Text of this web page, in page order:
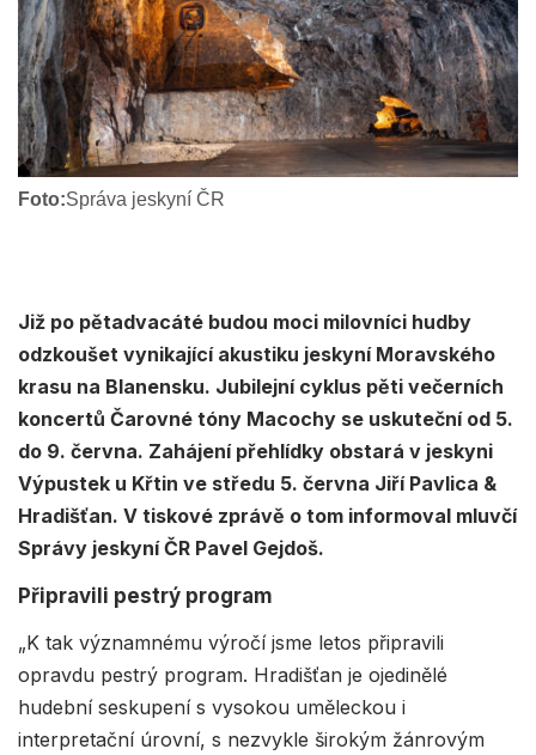
Foto:Správa jeskyní ČR
Již po pětadvacáté budou moci milovníci hudby
odzkoušet vynikající akustiku jeskyní Moravského
krasu na Blanensku. Jubilejní cyklus pěti večerních
koncertů Čarovné tóny Macochy se uskuteční od 5.
do 9. června. Zahájení přehlídky obstará v jeskyni
Výpustek u Křtin ve středu 5. června Jiří Pavlica &
Hradišťan. V tiskové zprávě o tom informoval mluvčí
Správy jeskyní ČR Pavel Gejdoš.
Připravili pestrý program
„K tak významnému výročí jsme letos připravili
opravdu pestrý program. Hradišťan je ojedinělé
hudební seskupení s vysokou uměleckou i
interpretační úrovní, s nezvykle širokým žánrovým